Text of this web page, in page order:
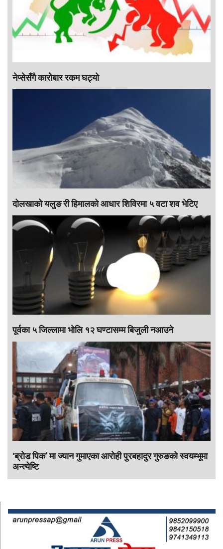
नेप्सेसँगै काराेबार रकम घट्याे
दोलखाको यलुङ री हिमालको आधार शिविरमा ५ वटा शव भेटिए
पूर्वका ५ जिल्लामा भाेलि १२ घण्टासम्म बिजुली नआउने
‘ब्रोड पिक’ मा ज्यान गुमाएका आराेही पुरबहादुर गुरुङको स्वयम्भूमा
अन्त्येष्टि